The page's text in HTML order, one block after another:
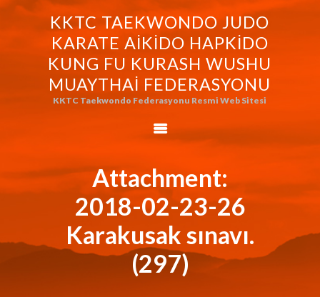
KKTC TAEKWONDO JUDO
KARATE AIKIDO HAPKIDO
KUNG FU KURASH WUSHU
MUAYTHAI FEDERASYONU
KKTC Taekwondo Federasyonu Resmi Web Sitesi
Attachment:
2018-02-23-26
Karakusak sınavı.
(297)
KKTC TAEKWONDO JUDO KARATE
AIKIDO HAPKIDO KUNG FU KURASH
WUSHU MUAYTHAI FEDERASYONU
KKTC Taekwondo Federasyonu Resmi Web Sitesi
FEDERASYONUMUZ
TAEKWONDO
FEDERASYONU
WORLD BUDO
MARTIALARTS
MOK-EZG-2000/2013
PHOTO GALLERY